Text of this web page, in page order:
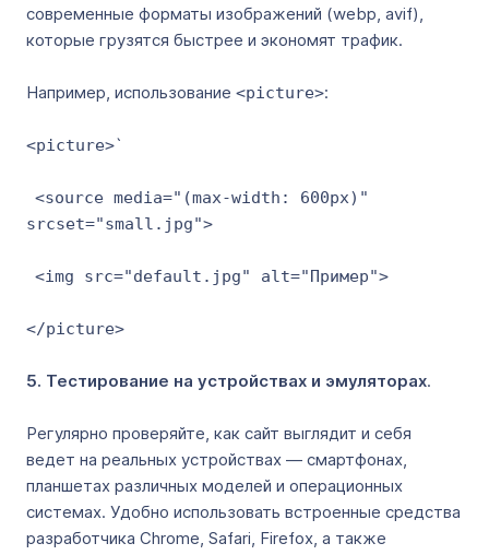
современные форматы изображений (webp, avif),
которые грузятся быстрее и экономят трафик.
Например, использование <picture>:
<picture>`
<source media="(max-width: 600px)"
srcset="small.jpg">
<img src="default.jpg" alt="Пример">
</picture>
5. Тестирование на устройствах и эмуляторах.
Регулярно проверяйте, как сайт выглядит и себя
ведет на реальных устройствах — смартфонах,
планшетах различных моделей и операционных
системах. Удобно использовать встроенные средства
разработчика Chrome, Safari, Firefox, а также